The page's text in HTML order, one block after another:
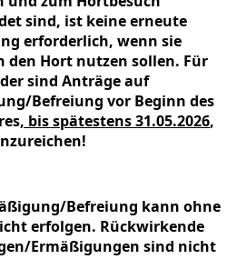
sind, ist keine erneute
erforderlich, wenn sie
den Hort nutzen sollen. Für
sind Anträge auf
Befreiung vor Beginn des
, bis spätestens 31.05.2026,
Befreiung kann ohne
erfolgen. Rückwirkende
Ermäßigungen sind nicht